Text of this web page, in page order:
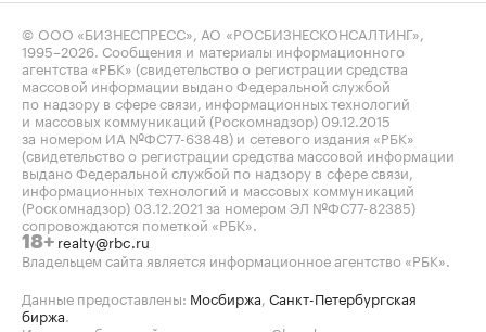
© ООО «БИЗНЕСПРЕСС», АО «РОСБИЗНЕСКОНСАЛТИНГ»,
1995–2026. Сообщения и материалы информационного
агентства «РБК» (свидетельство о регистрации средства
массовой информации выдано Федеральной службой
по надзору в сфере связи, информационных технологий
и массовых коммуникаций (Роскомнадзор) 09.12.2015
за номером ИА №ФС77-63848) и сетевого издания «РБК»
(свидетельство о регистрации средства массовой информации
выдано Федеральной службой по надзору в сфере связи,
информационных технологий и массовых коммуникаций
(Роскомнадзор) 03.12.2021 за номером ЭЛ №ФС77-82385)
сопровождаются пометкой «РБК».
18+ realty@rbc.ru
Владельцем сайта является информационное агентство «РБК».
Данные предоставлены: Мосбиржа, Санкт-Петербургская
биржа.